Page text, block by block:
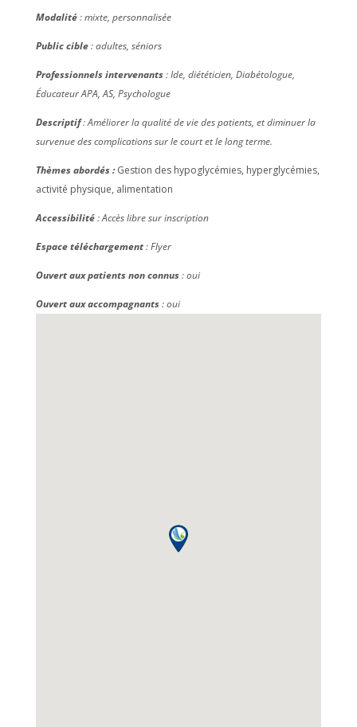
Modalité: mixte, personnalisée
Public cible: adultes, séniors
Professionnels intervenants: Ide, diététicien, Diabétologue,
Éducateur APA, AS, Psychologue
Descriptif: Améliorer la qualité de vie des patients, et diminuer la
survenue des complications sur le court et le long terme.
Thèmes abordés :Gestion des hypoglycémies, hyperglycémies,
activité physique, alimentation
Accessibilité: Accès libre sur inscription
Espace téléchargement: Flyer
Ouvert aux patients non connus: oui
Ouvert aux accompagnants: oui